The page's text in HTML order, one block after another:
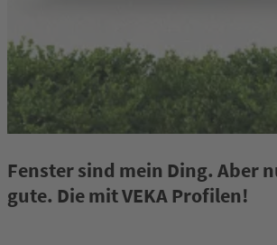
Fenster sind mein Ding. Aber
gute. Die mit VEKA Profilen!